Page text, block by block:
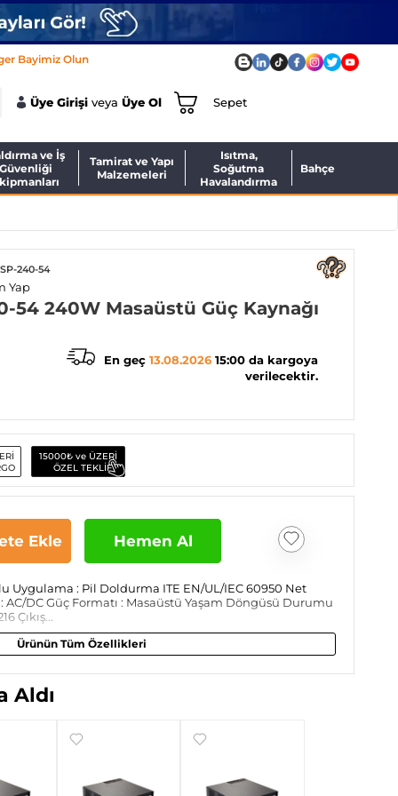
Bayimiz Olun
Üye Girişi veyaÜye Ol Sepet
ve İş
Güvenliği
Tamirat ve Yapı
Malzemeleri
Isıtma,
Soğutma
Havalandırma
Bahçe
240-54
Yap
54 240W Masaüstü Güç Kaynağı
En geç 13.08.202615:00 da kargoya
verilecektir.
15000₺ ve ÜZERİ
ÖZEL TEKLİF
Ekle Hemen Al
Uygulama : Pil Doldurma ITE EN/UL/IEC 60950 Net
: AC/DC Güç Formatı : Masaüstü Yaşam Döngüsü Durumu
Çıkış...
Ürünün Tüm Özellikleri
Aldı